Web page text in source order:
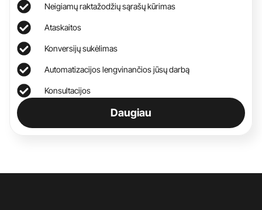
Neigiamų raktažodžių sąrašų kūrimas
Ataskaitos
Konversijų sukėlimas
Automatizacijos lengvinančios jūsų darbą
Konsultacijos
Daugiau